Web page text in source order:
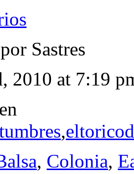
Sastres
2010 at 7:19
,
, Colonia,